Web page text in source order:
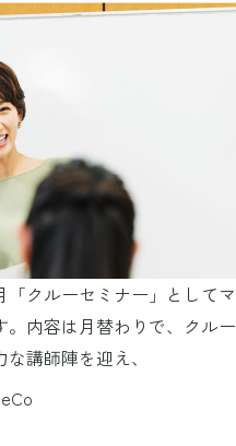
クルーセミナー」としてマ
内容は月替わりで、クルー
講師陣を迎え、